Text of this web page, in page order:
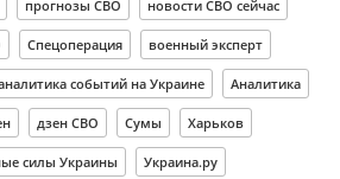
прогнозы СВО новости СВО сейчас
Спецоперация военный эксперт
событий на Украине Аналитика
дзен СВО Сумы Харьков
силы Украины Украина.ру